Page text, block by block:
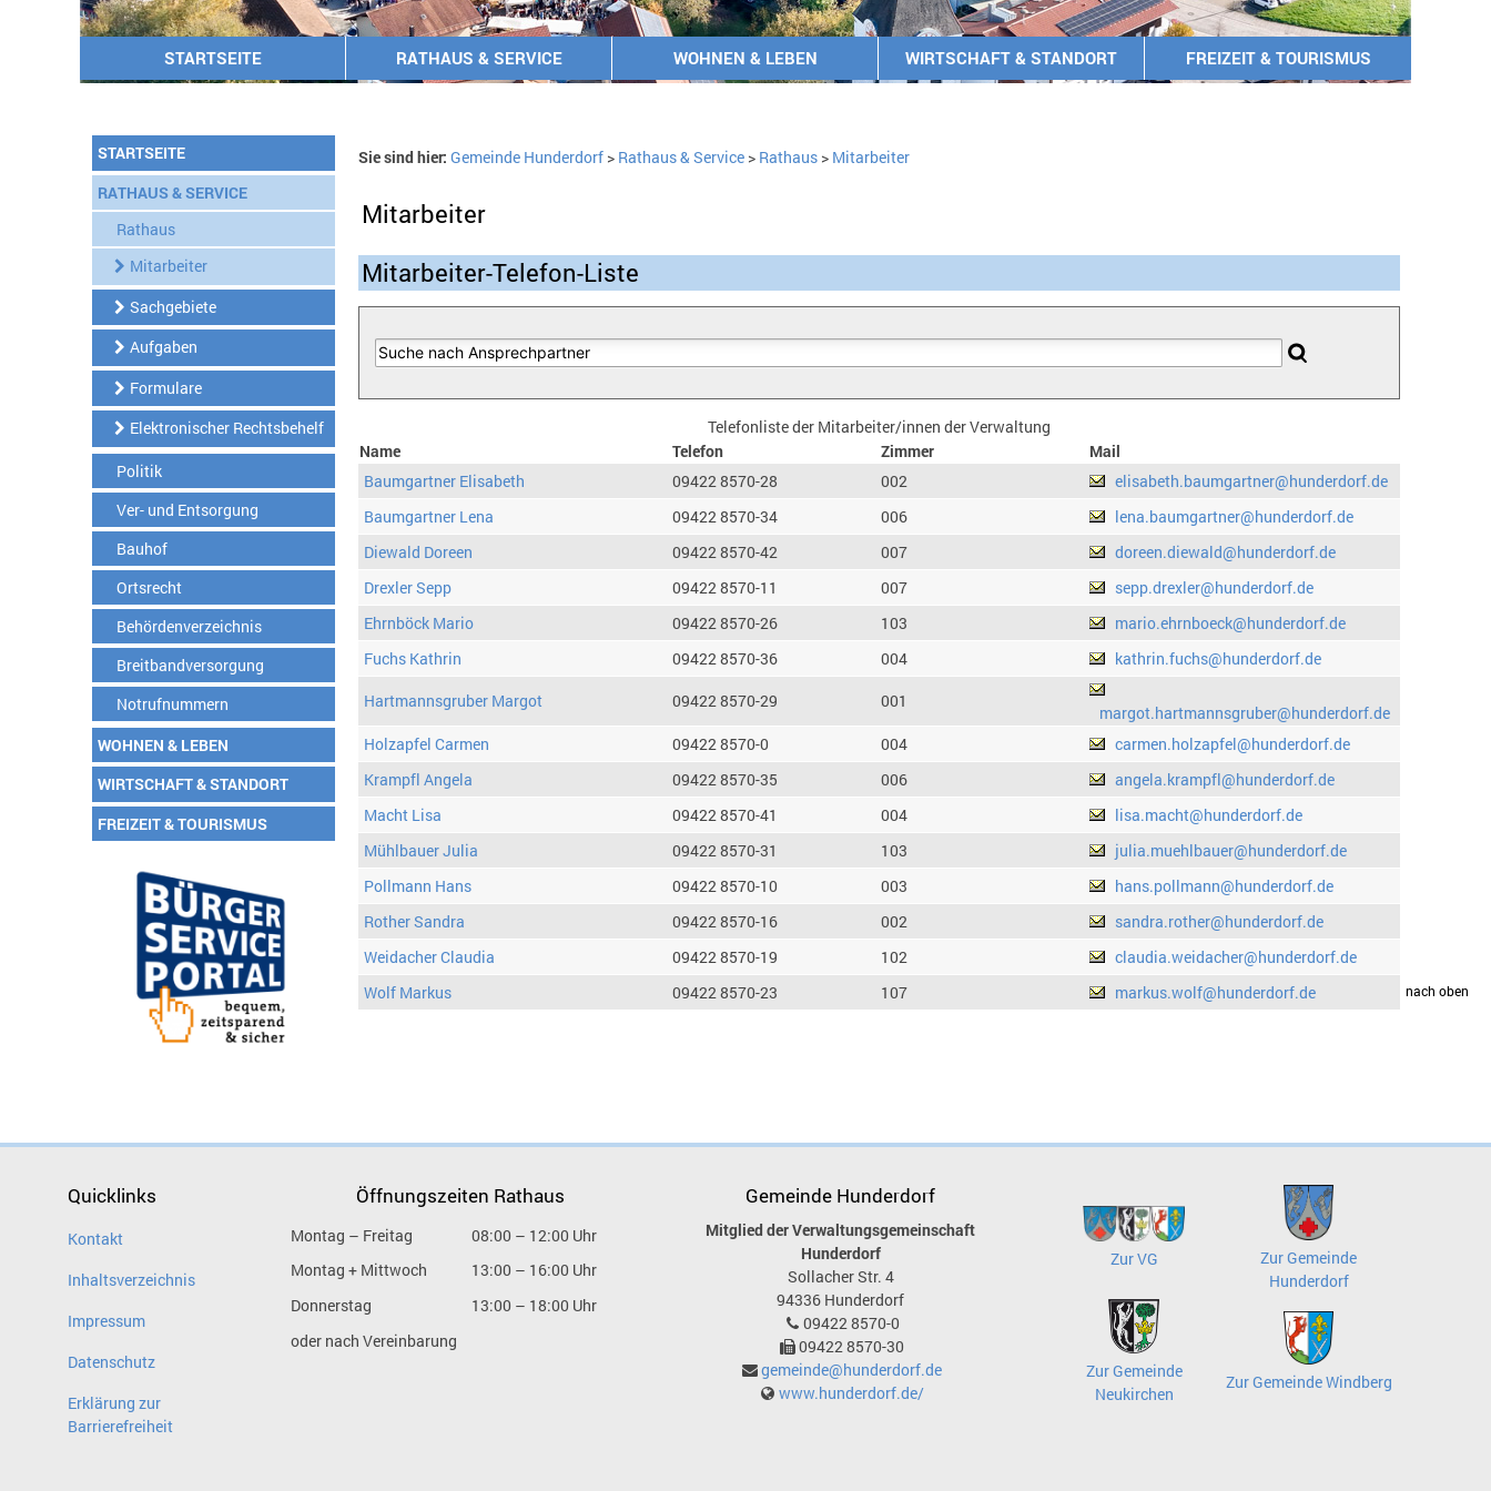
STARTSEITE RATHAUS & SERVICE WOHNEN & LEBEN WIRTSCHAFT & STANDORT FREIZEIT & TOURISMUS
STARTSEITE
RATHAUS & SERVICE
Rathaus
Mitarbeiter
Sachgebiete
Aufgaben
Formulare
Elektronischer Rechtsbehelf
Politik
Ver- und Entsorgung
Bauhof
Ortsrecht
Behördenverzeichnis
Breitbandversorgung
Notrufnummern
WOHNEN & LEBEN
WIRTSCHAFT & STANDORT
FREIZEIT & TOURISMUS
Sie sind hier: Gemeinde Hunderdorf> Rathaus & Service> Rathaus> Mitarbeiter
Mitarbeiter
Mitarbeiter-Telefon-Liste
Telefonliste der Mitarbeiter/innen der Verwaltung
Name
Telefon Zimmer
Mail
Baumgartner Elisabeth
09422 8570-28 002
elisabeth.baumgartner@hunderdorf.de
Baumgartner Lena
09422 8570-34 006
lena.baumgartner@hunderdorf.de
Diewald Doreen
09422 8570-42 007
doreen.diewald@hunderdorf.de
Drexler Sepp
09422 8570-11 007
sepp.drexler@hunderdorf.de
Ehrnböck Mario
09422 8570-26 103
mario.ehrnboeck@hunderdorf.de
Fuchs Kathrin
09422 8570-36 004
kathrin.fuchs@hunderdorf.de
Hartmannsgruber Margot
09422 8570-29 001
margot.hartmannsgruber@hunderdorf.de
Holzapfel Carmen
09422 8570-0 004
carmen.holzapfel@hunderdorf.de
Krampfl Angela
09422 8570-35 006
angela.krampfl@hunderdorf.de
Macht Lisa
09422 8570-41 004
lisa.macht@hunderdorf.de
Mühlbauer Julia
09422 8570-31 103
julia.muehlbauer@hunderdorf.de
Pollmann Hans
09422 8570-10 003
hans.pollmann@hunderdorf.de
Rother Sandra
09422 8570-16 002
sandra.rother@hunderdorf.de
Weidacher Claudia
09422 8570-19 102
claudia.weidacher@hunderdorf.de
Wolf Markus
09422 8570-23 107 markus.wolf@hunderdorf.dedrucken nach oben
Quicklinks
Kontakt
Inhaltsverzeichnis
Impressum
Datenschutz
Erklärung zur
Barrierefreiheit
Öffnungszeiten Rathaus
Montag – Freitag
08:00 – 12:00 Uhr
Montag + Mittwoch
13:00 – 16:00 Uhr
Donnerstag
13:00 – 18:00 Uhr
oder nach Vereinbarung
Gemeinde Hunderdorf
Mitglied der Verwaltungsgemeinschaft
Hunderdorf
Sollacher Str. 4
94336 Hunderdorf
09422 8570-0
09422 8570-30
gemeinde@hunderdorf.de
www.hunderdorf.de/
Zur VG
Zur Gemeinde
Hunderdorf
Zur Gemeinde
Neukirchen
Zur Gemeinde Windberg